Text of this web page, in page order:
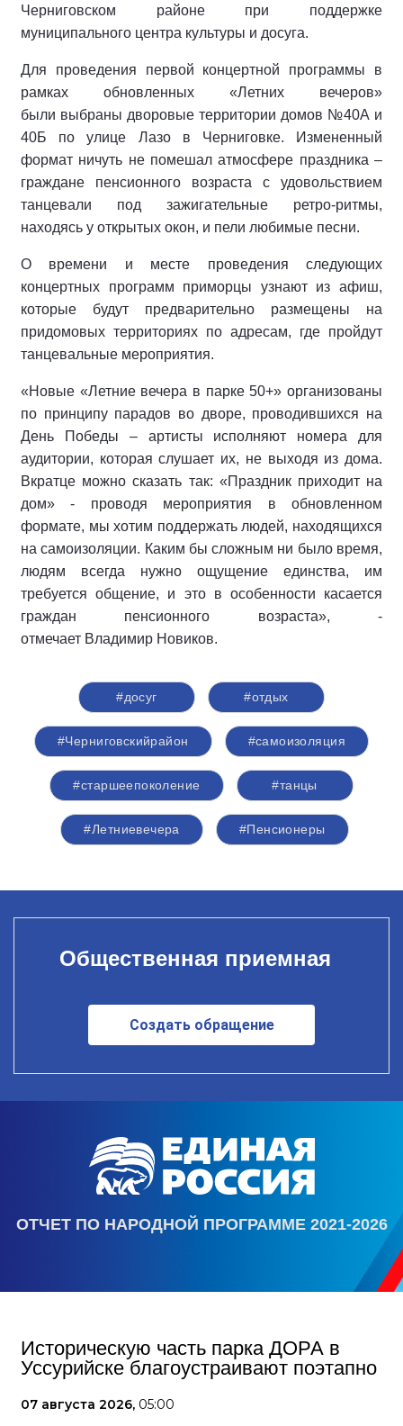
Черниговском районе при поддержке
муниципального центра культуры и досуга.
Для проведения первой концертной программы в
рамках обновленных «Летних вечеров»
были выбраны дворовые территории домов №40А и
40Б по улице Лазо в Черниговке. Измененный
формат ничуть не помешал атмосфере праздника –
граждане пенсионного возраста с удовольствием
танцевали под зажигательные ретро-ритмы,
находясь у открытых окон, и пели любимые песни.
О времени и месте проведения следующих
концертных программ приморцы узнают из афиш,
которые будут предварительно размещены на
придомовых территориях по адресам, где пройдут
танцевальные мероприятия.
«Новые «Летние вечера в парке 50+» организованы
по принципу парадов во дворе, проводившихся на
День Победы – артисты исполняют номера для
аудитории, которая слушает их, не выходя из дома.
Вкратце можно сказать так: «Праздник приходит на
дом» - проводя мероприятия в обновленном
формате, мы хотим поддержать людей, находящихся
на самоизоляции. Каким бы сложным ни было время,
людям всегда нужно ощущение единства, им
требуется общение, и это в особенности касается
граждан пенсионного возраста», -
отмечает Владимир Новиков.
#досуг #отдых
#Черниговскийрайон #самоизоляция
#старшеепоколение #танцы
#Летниевечера #Пенсионеры
Общественная приемная
Создать обращение
ОТЧЕТ ПО НАРОДНОЙ ПРОГРАММЕ 2021-2026
Историческую часть парка ДОРА в
Уссурийске благоустраивают поэтапно
07 августа 2026, 05:00